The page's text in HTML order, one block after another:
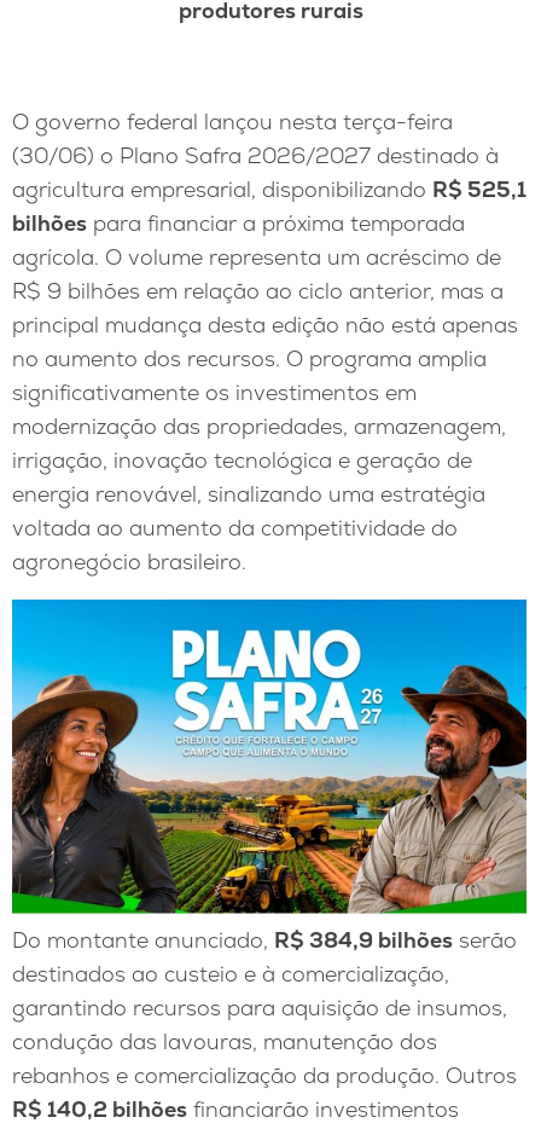
produtores rurais
O governo federal lançou nesta terça-feira
(30/06) o Plano Safra 2026/2027 destinado à
agricultura empresarial, disponibilizando R$ 525,1
bilhões para financiar a próxima temporada
agrícola. O volume representa um acréscimo de
R$ 9 bilhões em relação ao ciclo anterior, mas a
principal mudança desta edição não está apenas
no aumento dos recursos. O programa amplia
significativamente os investimentos em
modernização das propriedades, armazenagem,
irrigação, inovação tecnológica e geração de
energia renovável, sinalizando uma estratégia
voltada ao aumento da competitividade do
agronegócio brasileiro.
Do montante anunciado, R$ 384,9 bilhões serão
destinados ao custeio e à comercialização,
garantindo recursos para aquisição de insumos,
condução das lavouras, manutenção dos
rebanhos e comercialização da produção. Outros
R$ 140,2 bilhões financiarão investimentos